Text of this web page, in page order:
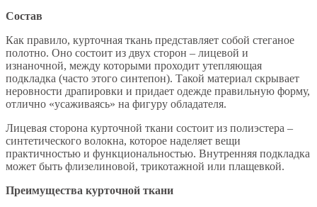
Состав
Как правило, курточная ткань представляет собой стеганое
полотно. Оно состоит из двух сторон – лицевой и
изнаночной, между которыми проходит утепляющая
подкладка (часто этого синтепон). Такой материал скрывает
неровности драпировки и придает одежде правильную форму,
отлично «усаживаясь» на фигуру обладателя.
Лицевая сторона курточной ткани состоит из полиэстера –
синтетического волокна, которое наделяет вещи
практичностью и функциональностью. Внутренняя подкладка
может быть флизелиновой, трикотажной или плащевкой.
Преимущества курточной ткани